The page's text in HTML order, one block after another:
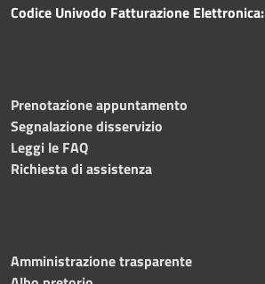
Codice Univodo Fatturazione Elettronica:
Prenotazione appuntamento
Segnalazione disservizio
Leggi le FAQ
Richiesta di assistenza
Amministrazione trasparente